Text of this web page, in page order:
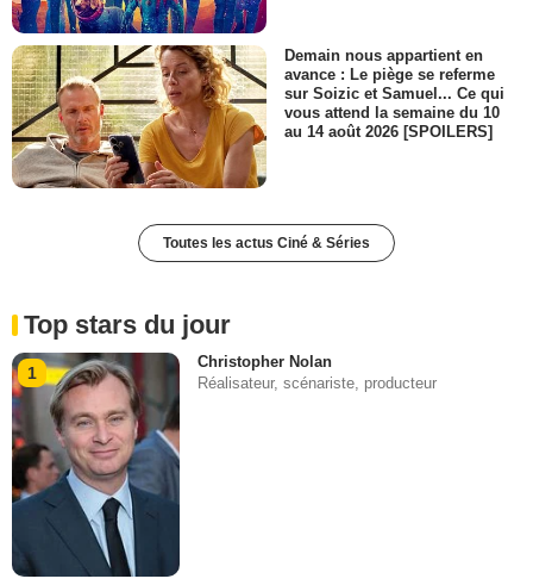
Demain nous appartient en
avance : Le piège se referme
sur Soizic et Samuel... Ce qui
vous attend la semaine du 10
au 14 août 2026 [SPOILERS]
Toutes les actus Ciné & Séries
Top stars du jour
1
Christopher Nolan
Réalisateur, scénariste, producteur